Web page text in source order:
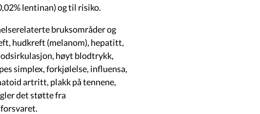
lentinan) og til risiko.
bruksområder og
hudkreft (melanom), hepatitt,
høyt blodtrykk,
simplex, forkjølelse, influensa,
artritt, plakk på tennene,
det støtte fra